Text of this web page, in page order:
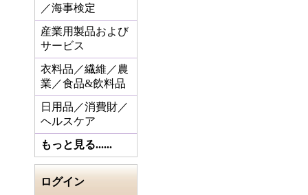
／海事検定
産業用製品および
サービス
衣料品／繊維／農
業／食品&飲料品
日用品／消費財／
ヘルスケア
もっと見る......
ログイン